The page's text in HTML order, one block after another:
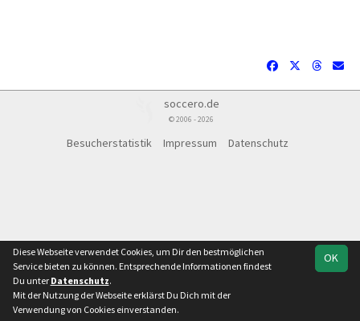
Team
soccero.de
© 2006 - 2026
Besucherstatistik Impressum Datenschutz
OK
Diese Webseite verwendet Cookies, um Dir den bestmöglichen
Service bieten zu können. Entsprechende Informationen findest
Du unter Datenschutz.
Mit der Nutzung der Webseite erklärst Du Dich mit der
Verwendung von Cookies einverstanden.